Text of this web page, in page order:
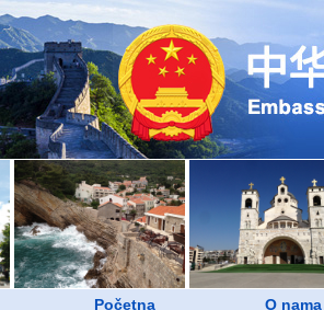
Početna O nama